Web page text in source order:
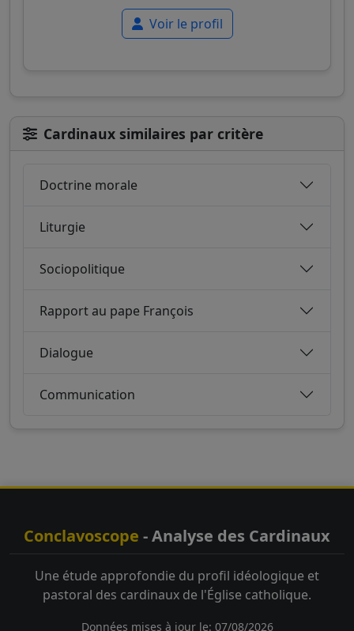
Voir le profil
Cardinaux similaires par critère
Doctrine morale
Liturgie
Sociopolitique
Rapport au pape François
Dialogue
Communication
Conclavoscope - Analyse des Cardinaux
Une étude approfondie du profil idéologique et
pastoral des cardinaux de l'Église catholique.
Données mises à jour le: 07/08/2026